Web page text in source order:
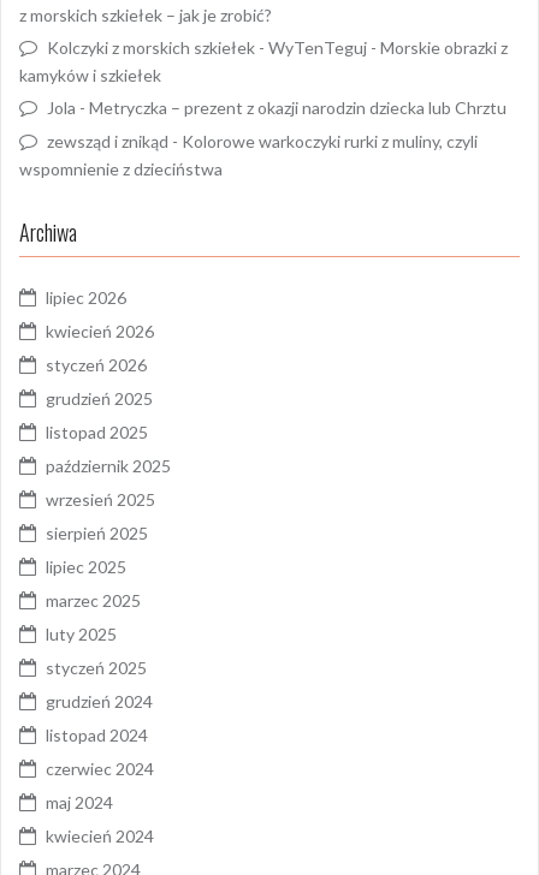
z morskich szkiełek – jak je zrobić?
Kolczyki z morskich szkiełek - WyTenTeguj - Morskie obrazki z
kamyków i szkiełek
Jola - Metryczka – prezent z okazji narodzin dziecka lub Chrztu
zewsząd i znikąd - Kolorowe warkoczyki rurki z muliny, czyli
wspomnienie z dzieciństwa
Archiwa
lipiec 2026
kwiecień 2026
styczeń 2026
grudzień 2025
listopad 2025
październik 2025
wrzesień 2025
sierpień 2025
lipiec 2025
marzec 2025
luty 2025
styczeń 2025
grudzień 2024
listopad 2024
czerwiec 2024
maj 2024
kwiecień 2024
marzec 2024